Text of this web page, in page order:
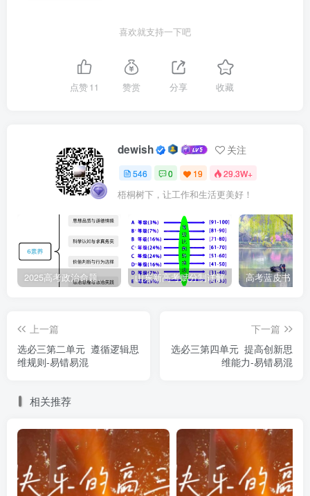
14．辩证思维的实质和核心是坚持辩证的否定观。（
纠正：辩证思维的实质和核心是运用矛盾分析方法，在
方式。（ × ）
纠正：辩证思维是与形而上学相对立的思维方式。
16．整体性和动态性是辩证思维的重要特征。（ √ ）
17．动态思维要求把握事物发展的动态性、暂时忽略其
静态性。（ × ）
辩证思维是在整体性与独立性、动态性与静态性的对立统一
中把握事物。
18．整体性思维排斥部分独立性；动态性思维排斥相对
纠正：辩证思维强调整体性，但并不排斥局部的独立
性；辩证思维强调动态性，也不排斥相对的静态性。辩证思
维是在整体性与独立性、动态性与静态性的对立统一中把握
喜欢就支持一下吧
点赞11 赞赏 分享 收藏
dewish 关注
546 0 19 29.3W+
梧桐树下，让工作和生活更美好！
2025高考政治命题纲要解读 山东新高考赋分制详解
上一篇
选必三第二单元 遵循逻辑思
维规则-易错易混
下一篇
选必三第四单元 提高创新思
维能力-易错易混
相关推荐